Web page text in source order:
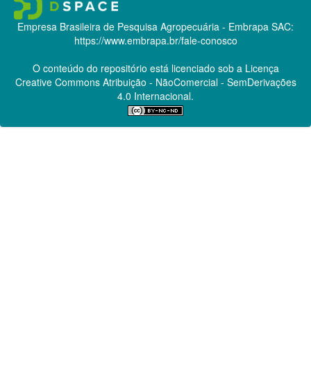
Empresa Brasileira de Pesquisa Agropecuária - Embrapa SAC:
https://www.embrapa.br/fale-conosco
O conteúdo do repositório está licenciado sob a Licença
Creative CommonsAtribuição - NãoComercial - SemDerivações
4.0 Internacional.